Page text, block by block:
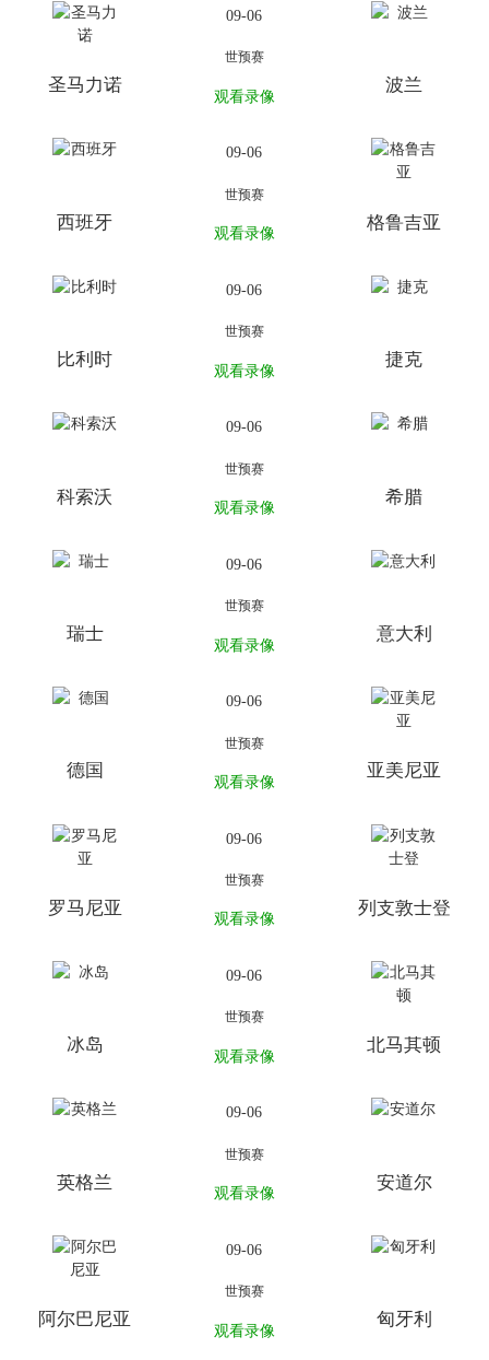
圣马力诺
09-06
世预赛
观看录像
波兰
西班牙
09-06
世预赛
观看录像
格鲁吉亚
比利时
09-06
世预赛
观看录像
捷克
科索沃
09-06
世预赛
观看录像
希腊
瑞士
09-06
世预赛
观看录像
意大利
德国
09-06
世预赛
观看录像
亚美尼亚
罗马尼亚
09-06
世预赛
观看录像
列支敦士登
冰岛
09-06
世预赛
观看录像
北马其顿
英格兰
09-06
世预赛
观看录像
安道尔
阿尔巴尼亚
09-06
世预赛
观看录像
匈牙利